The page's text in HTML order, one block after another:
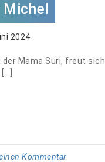
2024
der Mama Suri, freut
Kommentar